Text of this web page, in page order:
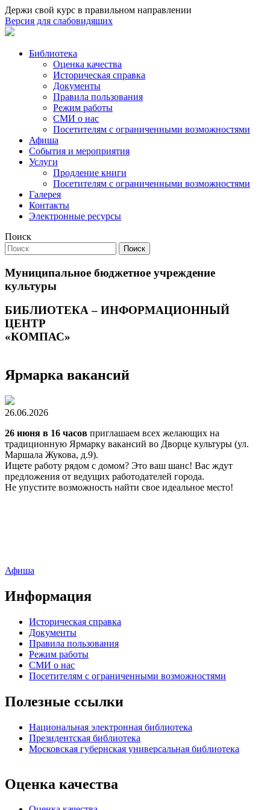
Держи свой курс в правильном направлении
Версия для слабовидящих
Библиотека
Оценка качества
Историческая справка
Документы
Правила пользования
Режим работы
СМИ о нас
Посетителям с ограниченными возможностями
Афиша
События и мероприятия
Услуги
Продление книги
Посетителям с ограниченными возможностями
Галерея
Контакты
Электронные ресурсы
Поиск
Поиск
Муниципальное бюджетное учреждение
культуры
БИБЛИОТЕКА – ИНФОРМАЦИОННЫЙ
ЦЕНТР
«КОМПАС»
Ярмарка вакансий
26.06.2026
26 июня в 16 часов приглашаем всех желающих на
традиционную Ярмарку вакансий во Дворце культуры (ул.
Маршала Жукова, д.9).
Ищете работу рядом с домом? Это ваш шанс! Вас ждут
предложения от ведущих работодателей города.
Не упустите возможность найти свое идеальное место!
Афиша
Информация
Историческая справка
Документы
Правила пользования
Режим работы
СМИ о нас
Посетителям с ограниченными возможностями
Полезные ссылки
Национальная электронная библиотека
Президентская библиотека
Московская губернская универсальная библиотека
Оценка качества